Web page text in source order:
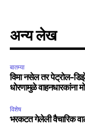
अन्य लेख
बातम्या
विमा नसेल तर पेट्रोल-
धोरणामुळे वाहनधारकांना
विशेष
भरकटत गेलेली वैचारिक